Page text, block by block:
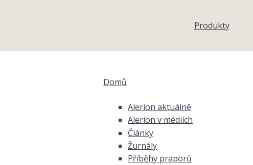
Produkty
Domů
Alerion aktuálně
Alerion v médiích
Články
Žurnály
Příběhy praporů